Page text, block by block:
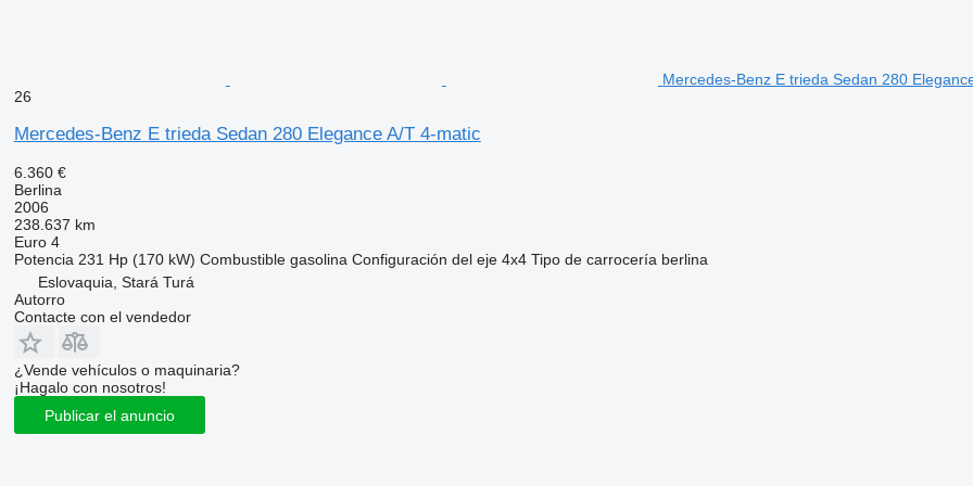
Mercedes-Benz E trieda Sedan 280
26
Mercedes-Benz E trieda Sedan 280 Elegance A/T 4-matic
6.360 €
Berlina
2006
238.637 km
Euro 4
Potencia 231 Hp (170 kW) Combustible gasolina Configuración del eje 4x4 Tipo de carrocería berlina
Eslovaquia, Stará Turá
Autorro
Contacte con el vendedor
¿Vende vehículos o maquinaria?
¡Hagalo con nosotros!
Publicar el anuncio